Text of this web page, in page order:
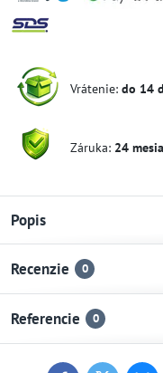
Vrátenie: do 14
Záruka: 24
Popis
Recenzie 0
Referencie 0